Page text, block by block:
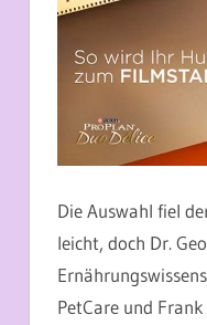
Die Auswahl fiel
leicht, doch Dr.
PetCare und